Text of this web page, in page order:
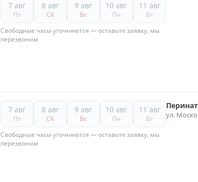
7 авг
Пт
8 авг
Сб
9 авг
Вс
10 авг
Пн
11 авг
Вт
Свободные часы уточняются — оставьте заявку, мы
перезвоним
7 авг
Пт
8 авг
Сб
9 авг
Вс
10 авг
Пн
11 авг
Вт
Свободные часы уточняются — оставьте заявку, мы
перезвоним
ул.